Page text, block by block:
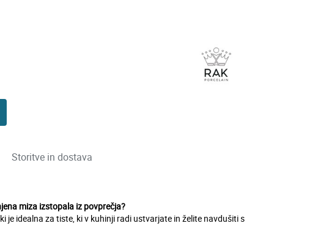
Storitve in dostava
miza izstopala iz povprečja?
je idealna za tiste, ki v kuhinji radi ustvarjate in želite navdušiti s